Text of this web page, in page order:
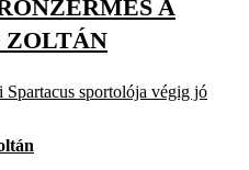
A
ZOLTÁN
Spartacus sportolója végig jó